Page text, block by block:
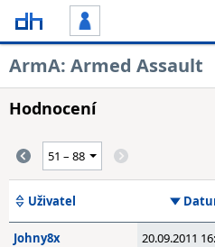
ArmA: Armed Assault
Hodnocení
Uživatel
Johny8x
20.09.2011